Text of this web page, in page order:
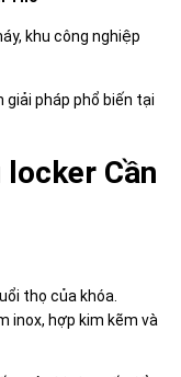
khu công nghiệp
pháp phổ biến tại
Cần
thọ của khóa.
inox, hợp kim kẽm và